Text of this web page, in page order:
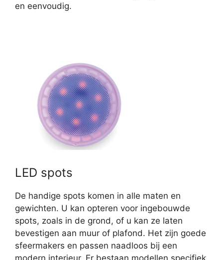
en eenvoudig.
LED spots
De handige spots komen in alle maten en
gewichten. U kan opteren voor ingebouwde
spots, zoals in de grond, of u kan ze laten
bevestigen aan muur of plafond. Het zijn goede
sfeermakers en passen naadloos bij een